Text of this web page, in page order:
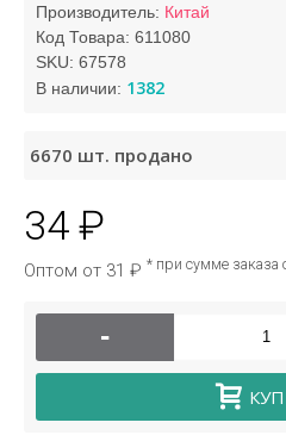
Производитель: Китай
Код Товара: 611080
SKU: 67578
В наличии: 1382
6670 шт. продано
34 ₽
Оптом от 31 ₽ * при сумме заказа
-